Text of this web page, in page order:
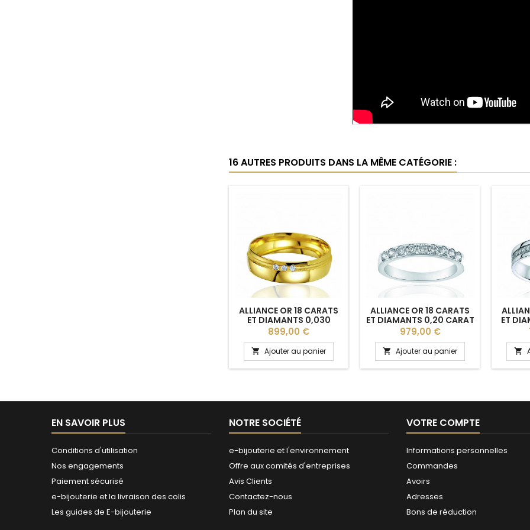
16 AUTRES PRODUITS DANS LA MÊME CATÉGORIE :
ALLIANCE OR 18 CARATS
ET DIAMANTS 0,030
CARAT BREUNING
"AYANA" 5,5 MM
Prix
899,00 €
 Ajouter au panier
ALLIANCE OR 18 CARATS
ET DIAMANTS 0,20 CARAT
"MEGANE" DEMI-TOUR
Prix
979,00 €
 Ajouter au panier
ET
EN

EN SAVOIR PLUS
Conditions d'utilisation
Nos engagements
Paiement sécurisé
e-bijouterie et la livraison des colis
Les guides de E-bijouterie
NOTRE SOCIÉTÉ
e-bijouterie et l'environnement
Offre aux comités d'entreprises
Avis Clients
Contactez-nous
Plan du site
VOTRE COMPTE
Informations personnelles
Commandes
Avoirs
Adresses
Bons de réduction